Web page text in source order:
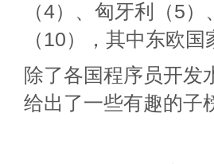
（4）、匈牙利（5
（10），其中东欧
除了各国程序员开发
给出了一些有趣的子